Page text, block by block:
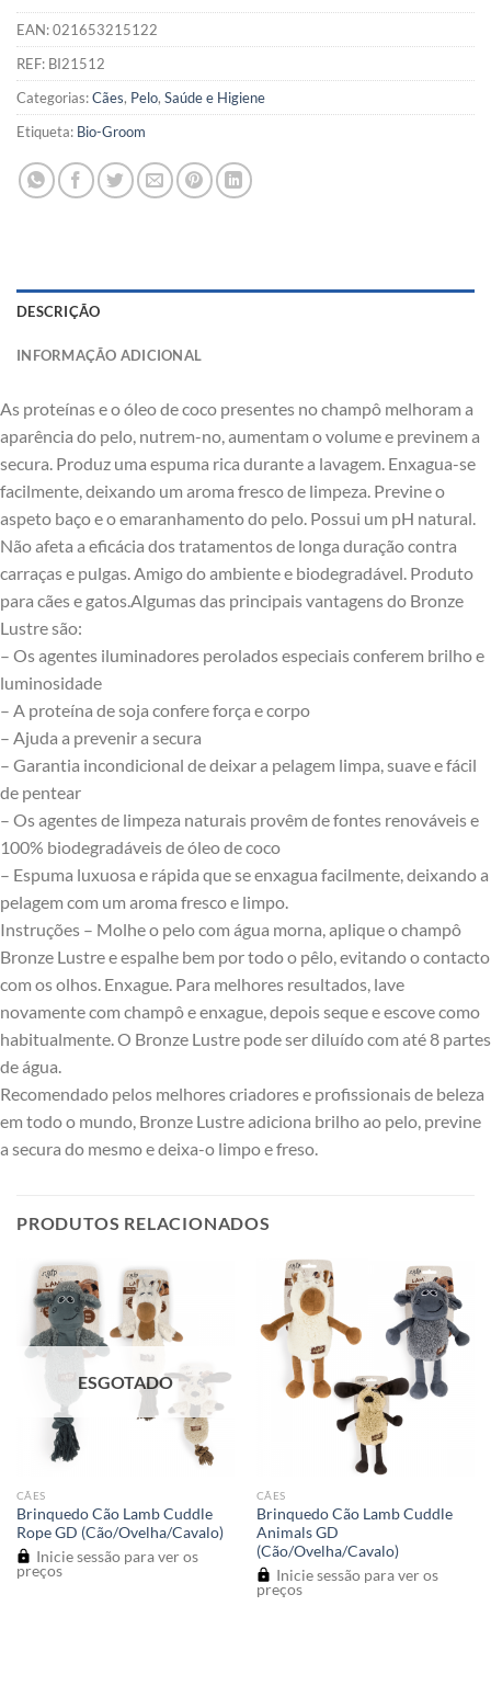
EAN:021653215122
REF: BI21512
Categorias:Cães, Pelo, Saúde e Higiene
Etiqueta: Bio-Groom
DESCRIÇÃO
INFORMAÇÃO ADICIONAL
As proteínas e o óleo de coco presentes no champô melhoram a
aparência do pelo, nutrem-no, aumentam o volume e previnem a
secura. Produz uma espuma rica durante a lavagem. Enxagua-se
facilmente, deixando um aroma fresco de limpeza. Previne o
aspeto baço e o emaranhamento do pelo. Possui um pH natural.
Não afeta a eficácia dos tratamentos de longa duração contra
carraças e pulgas. Amigo do ambiente e biodegradável. Produto
para cães e gatos.Algumas das principais vantagens do Bronze
Lustre são:
– Os agentes iluminadores perolados especiais conferem brilho e
luminosidade
– A proteína de soja confere força e corpo
– Ajuda a prevenir a secura
– Garantia incondicional de deixar a pelagem limpa, suave e fácil
de pentear
– Os agentes de limpeza naturais provêm de fontes renováveis e
100% biodegradáveis de óleo de coco
– Espuma luxuosa e rápida que se enxagua facilmente, deixando a
pelagem com um aroma fresco e limpo.
Instruções – Molhe o pelo com água morna, aplique o champô
Bronze Lustre e espalhe bem por todo o pêlo, evitando o contacto
com os olhos. Enxague. Para melhores resultados, lave
novamente com champô e enxague, depois seque e escove como
habitualmente. O Bronze Lustre pode ser diluído com até 8 partes
de água.
Recomendado pelos melhores criadores e profissionais de beleza
em todo o mundo, Bronze Lustre adiciona brilho ao pelo, previne
a secura do mesmo e deixa-o limpo e freso.
PRODUTOS RELACIONADOS
ESGOTADO
CÃES
Brinquedo Cão Lamb Cuddle
Rope GD (Cão/Ovelha/Cavalo)
Inicie sessão para ver os
preços
CÃES
Brinquedo Cão Lamb Cuddle
Animals GD
(Cão/Ovelha/Cavalo)
Inicie sessão para ver os
preços